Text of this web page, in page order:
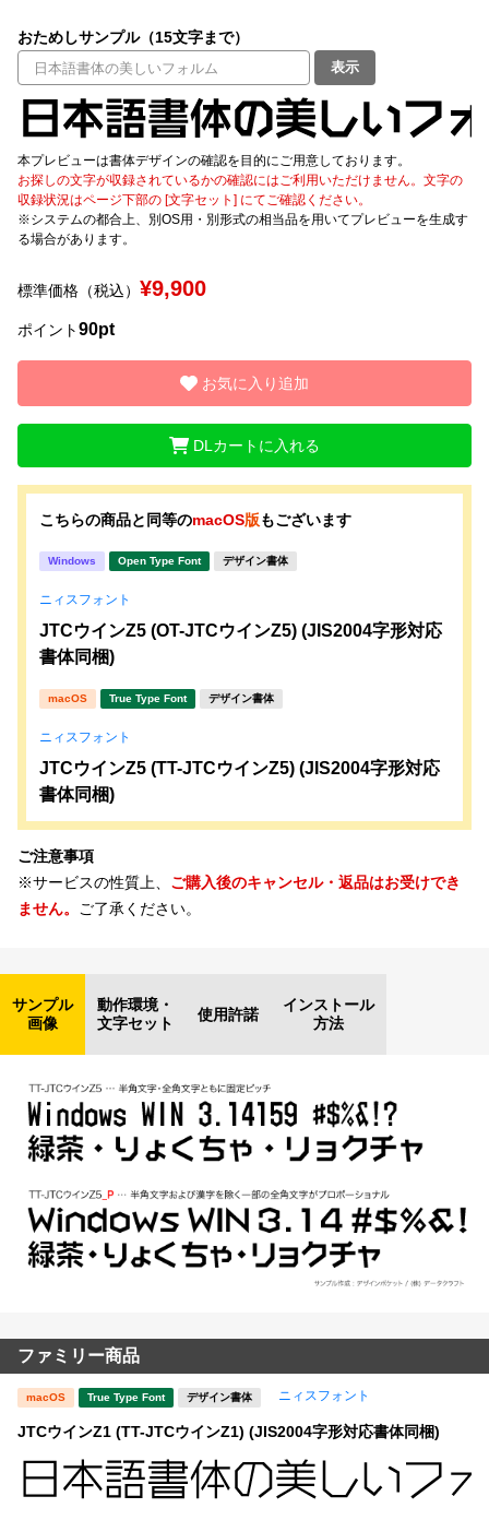
文字種類
価格帯
〜
リセット
おためしサンプル（15文字まで）
表示
本プレビューは書体デザインの確認を目的にご用意しております。
お探しの文字が収録されているかの確認にはご利用いただけません。文字の
収録状況はページ下部の [文字セット] にてご確認ください。
※システムの都合上、別OS用・別形式の相当品を用いてプレビューを生成す
る場合があります。
標準価格（税込） ¥9,900
ポイント90pt
お気に入り追加
DLカートに入れる
こちらの商品と同等のmacOS版もございます
Windows Open Type Font デザイン書体
ニィスフォント
JTCウインZ5 (OT-JTCウインZ5) (JIS2004字形対応
書体同梱)
macOS True Type Font デザイン書体
ニィスフォント
JTCウインZ5 (TT-JTCウインZ5) (JIS2004字形対応
書体同梱)
ご注意事項
※サービスの性質上、 ご購入後のキャンセル・返品はお受けでき
ません。 ご了承ください。
サンプル
画像
動作環境・
文字セット
使用許諾
インストール
方法
ファミリー商品
macOS True Type Font デザイン書体 ニィスフォント
JTCウインZ1 (TT-JTCウインZ1) (JIS2004字形対応書体同梱)